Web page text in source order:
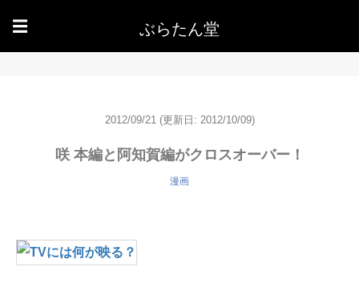
☰ ぶらたん堂
2012/09/21 (更新日: 2012/10/09)
咲 本編と阿知賀編がクロスオーバー！
漫画